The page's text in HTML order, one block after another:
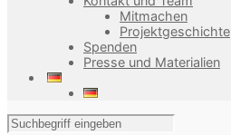
Mitmachen
Projektgeschichte
Spenden
Presse und Materialien